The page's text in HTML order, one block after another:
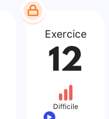
Exercice
12
Difficile